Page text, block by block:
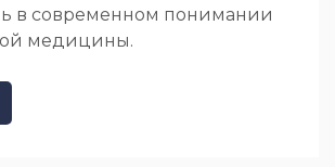
в современном понимании
медицины.